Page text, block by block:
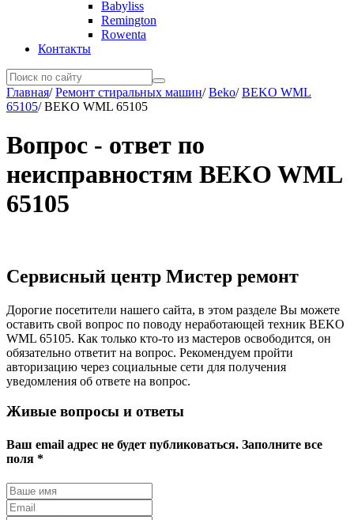
Babyliss
Remington
Rowenta
Контакты
Главная/Ремонт стиральных машин/Beko/BEKO WML
65105/BEKO WML 65105
Вопрос - ответ по
неисправностям BEKO WML
65105
Сервисный центр Мистер ремонт
Дорогие посетители нашего сайта, в этом разделе Вы можете
оставить свой вопрос по поводу неработающей техник BEKO
WML 65105. Как только кто-то из мастеров освободится, он
обязательно ответит на вопрос. Рекомендуем пройти
авторизацию через социальные сети для получения
уведомления об ответе на вопрос.
Живые вопросы и ответы
Ваш email адрес не будет публиковаться. Заполните все
поля *